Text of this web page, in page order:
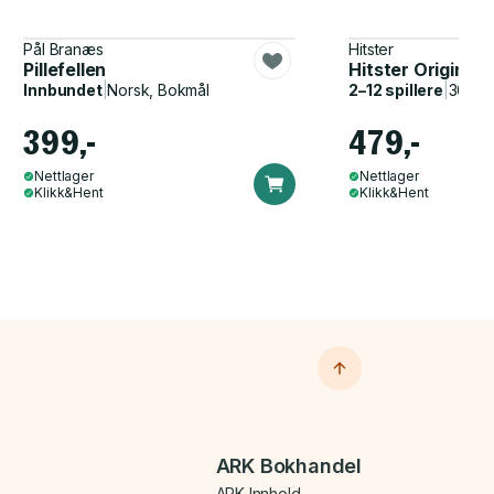
Pål Branæs
Pillefellen
Innbundet|Norsk, Bokmål
399,-
Nettlager
Klikk&Hent
Hitster
Hitster Original
2–12 spillere
479,-
Nettlager
Klikk&Hent
ARK Bokhandel